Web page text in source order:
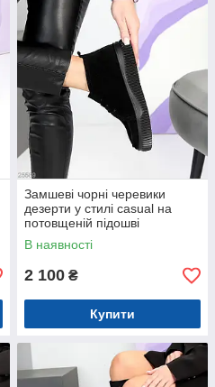
Замшеві чорні черевики
дезерти у стилі casual на
потовщеній підошві
В наявності
2 100 ₴
Купити